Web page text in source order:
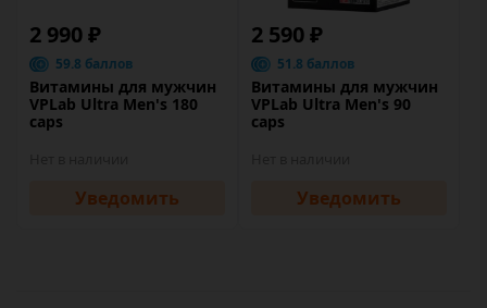
2 990 ₽
59.8 баллов
Витамины для мужчин
VPLab Ultra Men's 180
caps
Уведомить
2 590 ₽
51.8 баллов
Витамины для мужчин
VPLab Ultra Men's 90
caps
Уведомить